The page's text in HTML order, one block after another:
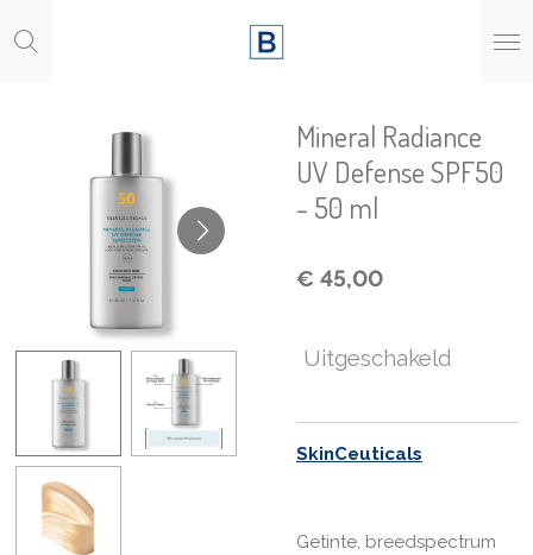
direct
Mineral Radiance
UV Defense SPF50
- 50 ml
€ 45,00
Uitgeschakeld
SkinCeuticals
Getinte, breedspectrum